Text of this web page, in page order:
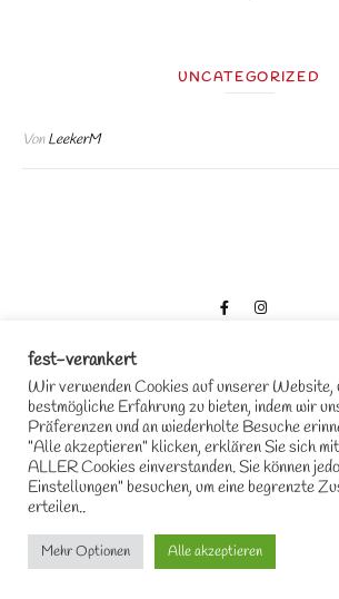
UNCATEGORIZED
Von LeekerM
2026 fest-verankert Das Hochzeitsredner Duo © |
Royal.
NACH OBEN
fest-verankert
Wir verwenden Cookies auf unserer Website,
bestmögliche Erfahrung zu bieten, indem wir
Präferenzen und an wiederholte Besuche
"Alle akzeptieren" klicken, erklären Sie sich
ALLER Cookies einverstanden. Sie können
Einstellungen" besuchen, um eine begrenzte
erteilen..
Mehr Optionen Alle akzeptieren